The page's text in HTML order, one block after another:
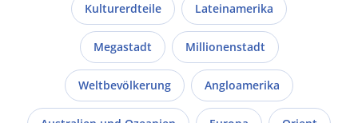
Kulturerdteile Lateinamerika
Megastadt Millionenstadt
Weltbevölkerung Angloamerika